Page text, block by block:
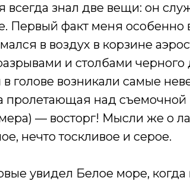
знал две вещи: он
Первый факт меня
в воздух в корзине
и столбами
голове возникали самые
пролетающая над
— восторг! Мысли же о
нечто тоскливое и серое.
увидел Белое море,